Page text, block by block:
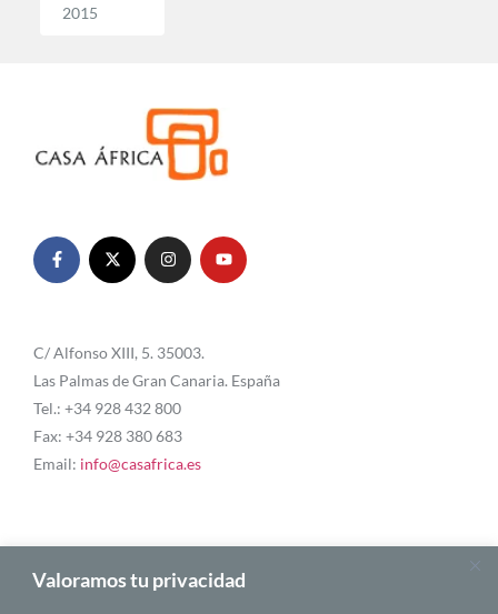
Valoramos tu privacidad
2015
C/ Alfonso XIII, 5. 35003.
Las Palmas de Gran Canaria. España
Tel.: +34 928 432 800
Fax: +34 928 380 683
Email: info@casafrica.es
Blog